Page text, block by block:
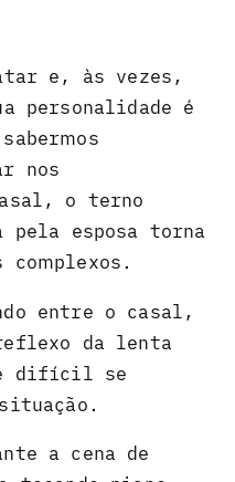
e, às vezes,
personalidade é
nos
o terno
pela esposa torna
complexos.
entre o casal,
da lenta
é difícil se
a cena de